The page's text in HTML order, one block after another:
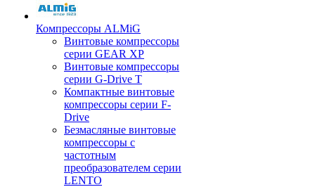
Компрессоры ALMiG
Винтовые компрессоры
серии GEAR XP
Винтовые компрессоры
серии G-Drive T
Компактные винтовые
компрессоры серии F-
Drive
Безмасляные винтовые
компрессоры с
частотным
преобразователем серии
LENTO